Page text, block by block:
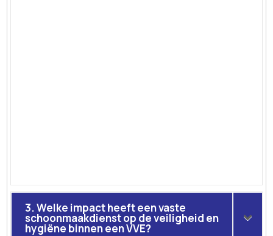
3. Welke impact heeft een vaste
schoonmaakdienst op de veiligheid en
hygiëne binnen een VVE?